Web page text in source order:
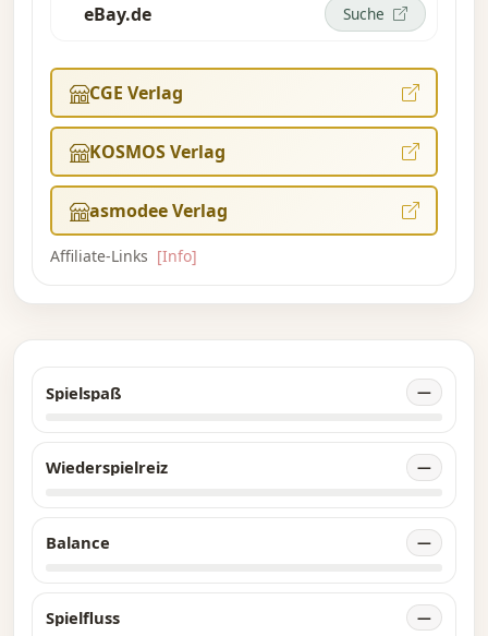
eBay.de Suche
CGE Verlag
KOSMOS Verlag
asmodee Verlag
Affiliate-Links [Info]
Spielspaß —
Wiederspielreiz —
Balance —
Spielfluss —